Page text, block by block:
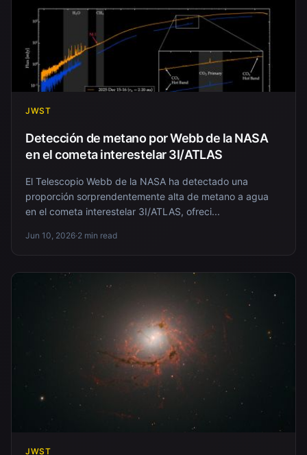
JWST
Detección de metano por Webb de la NASA
en el cometa interestelar 3I/ATLAS
El Telescopio Webb de la NASA ha detectado una
proporción sorprendentemente alta de metano a agua
en el cometa interestelar 3I/ATLAS, ofreci...
Jun 10, 2026·2 min read
JWST